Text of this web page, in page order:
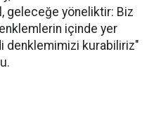
geleceğe yöneliktir: Biz
içinde yer
denklemimizi kurabiliriz"